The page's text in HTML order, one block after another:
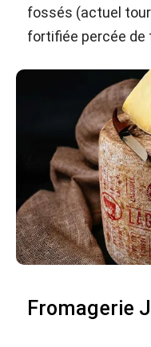
fossés (actuel
fortifiée percée de
Fromagerie